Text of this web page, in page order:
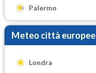
Palermo
Meteo città europee
Londra